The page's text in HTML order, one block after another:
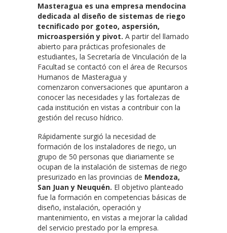
Masteragua es una empresa mendocina
dedicada al diseño de sistemas de riego
tecnificado por goteo, aspersión,
microaspersión y pivot. A partir del llamado
abierto para prácticas profesionales de
estudiantes, la Secretaría de Vinculación de la
Facultad se contactó con el área de Recursos
Humanos de Masteragua y
comenzaron conversaciones que apuntaron a
conocer las necesidades y las fortalezas de
cada institución en vistas a contribuir con la
gestión del recuso hídrico.
Rápidamente surgió la necesidad de
formación de los instaladores de riego, un
grupo de 50 personas que diariamente se
ocupan de la instalación de sistemas de riego
presurizado en las provincias de Mendoza,
San Juan y Neuquén. El objetivo planteado
fue la formación en competencias básicas de
diseño, instalación, operación y
mantenimiento, en vistas a mejorar la calidad
del servicio prestado por la empresa.